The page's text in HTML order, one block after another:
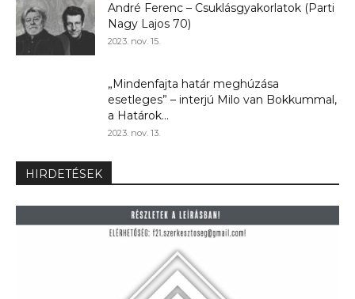
André Ferenc – Csuklásgyakorlatok (Parti
Nagy Lajos 70)
2023. nov. 15.
„Mindenfajta határ meghúzása
esetleges” – interjú Milo van Bokkummal,
a Határok...
2023. nov. 13.
HIRDETÉSEK